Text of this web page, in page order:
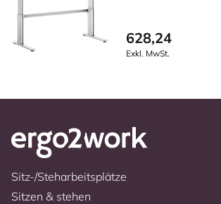
628,24
Exkl. MwSt.
Sitz-/Steharbeitsplätze
Sitzen & stehen